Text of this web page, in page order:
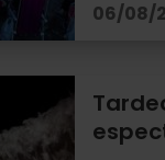
06/08/